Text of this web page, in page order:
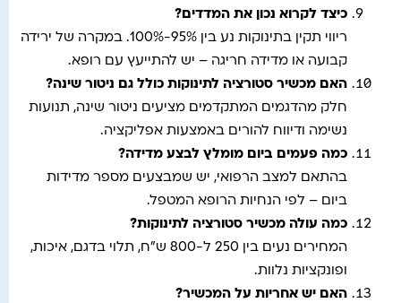
כיצד לקרוא נכון את המדדים?
ריווי תקין בתינוקות נע בין 95%-100%. במקרה של ירידה
קבועה או מדידה חריגה – יש להתייעץ עם רופא.
האם מכשיר סטורציה לתינוקות כולל גם ניטור שינה?
חלק מהדגמים המתקדמים מציעים ניטור שינה, תנועות
נשימה ודיווח להורים באמצעות אפליקציה.
כמה פעמים ביום מומלץ לבצע מדידה?
בהתאם למצב הרפואי, יש שמבצעים מספר מדידות
ביום – לפי הנחיות הרופא המטפל.
כמה עולה מכשיר סטורציה לתינוקות?
המחירים נעים בין 250 ל-800 ש"ח, תלוי בדגם, איכות,
ופונקציות נלוות.
האם יש אחריות על המכשיר?